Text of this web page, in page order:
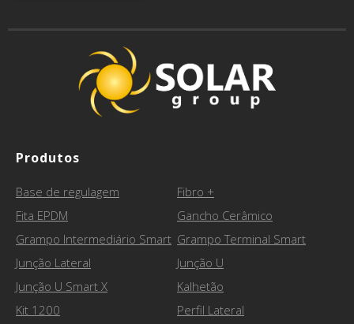
Produtos
Base de regulagem
Fibro +
Fita EPDM
Gancho Cerâmico
Grampo Intermediário Smart Grampo Terminal Smart
Junção Lateral
Junção U
Junção U Smart X
Kalhetão
Kit 1200
Perfil Lateral